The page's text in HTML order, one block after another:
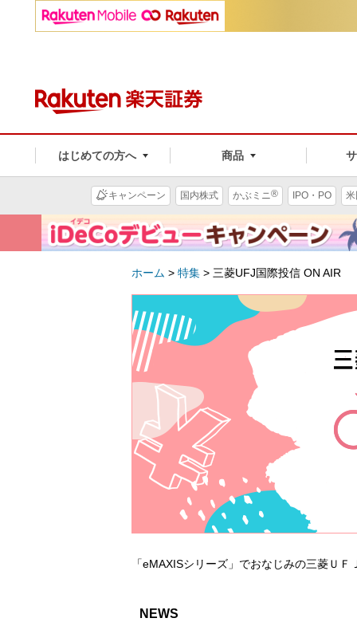
はじめての方へ 商品
キャンペーン 国内株式 かぶミニ® IPO・PO
ホーム > 特集 > 三菱UFJ国際投信 ON AIR
「eMAXISシリーズ」でおなじみの三菱Ｕ
NEWS